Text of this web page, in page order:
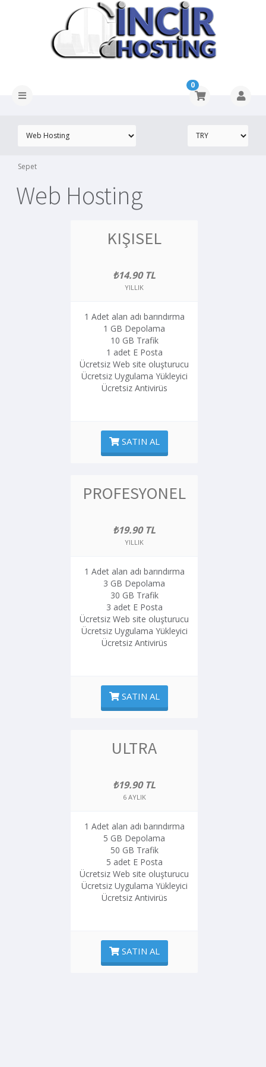
0
Sepet
Web Hosting
KIŞISEL
₺14.90 TL
YILLIK
1 Adet alan adı barındırma
1 GB Depolama
10 GB Trafik
1 adet E Posta
Ücretsiz Web site oluşturucu
Ücretsiz Uygulama Yükleyici
Ücretsiz Antivirüs
SATIN AL
PROFESYONEL
₺19.90 TL
YILLIK
1 Adet alan adı barındırma
3 GB Depolama
30 GB Trafik
3 adet E Posta
Ücretsiz Web site oluşturucu
Ücretsiz Uygulama Yükleyici
Ücretsiz Antivirüs
SATIN AL
ULTRA
₺19.90 TL
6 AYLIK
1 Adet alan adı barındırma
5 GB Depolama
50 GB Trafik
5 adet E Posta
Ücretsiz Web site oluşturucu
Ücretsiz Uygulama Yükleyici
Ücretsiz Antivirüs
SATIN AL